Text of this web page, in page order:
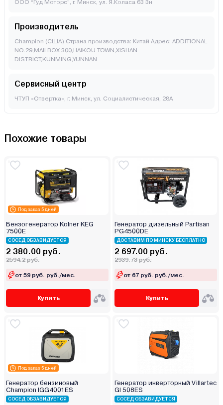
ООО “Гуд Моторс”, г. Минск, ул. Я.Коласа 63 3н
Производитель
Champion (США) Страна производства: Китай Адрес: ADDITIONAL
NO.29,MAILBOX 300,HAIKOU TOWN,XISHAN
DISTRICT,KUNMING,YUNNAN
Сервисный центр
ЧТУП «Отвертка», г. Минск, ул. Социалистическая, 28А
Похожие товары
Под заказ 5 дней
Бензогенератор Kolner KEG
7500E
СОСЕД ОБЗАВИДУЕТСЯ
2 380.00 руб.
2594.2 руб.
от 59 руб. руб./мес.
Купить
Генератор дизельный Partisan
PG4500DE
ДОСТАВИМ ПО МИНСКУ БЕСПЛАТНО
2 697.00 руб.
2939.73 руб.
от 67 руб. руб./мес.
Купить
Под заказ 5 дней
Генератор бензиновый
Champion IGG4001ES
СОСЕД ОБЗАВИДУЕТСЯ
Генератор инверторный Villartec
GI 508ES
СОСЕД ОБЗАВИДУЕТСЯ